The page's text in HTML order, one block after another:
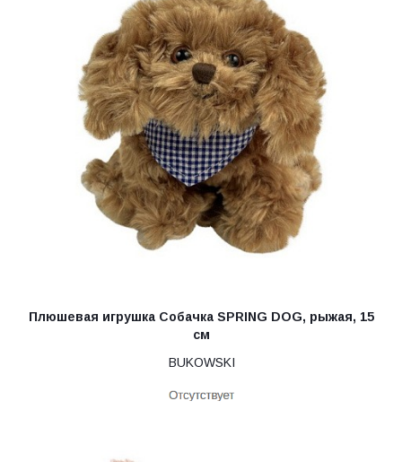
Плюшевая игрушка Собачка SPRING DOG, рыжая, 15
см
BUKOWSKI